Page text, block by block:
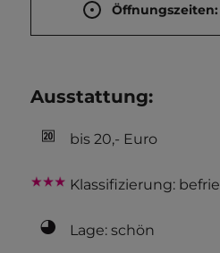
Öffnungszeiten:
Ausstattung:
bis 20,- Euro
Klassifizierung:
Lage: schön